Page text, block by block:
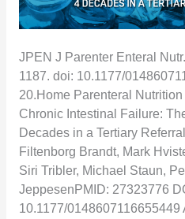
JPEN J Parenter Enteral
1187. doi: 10.1177/
20.Home Parenteral
Chronic Intestinal Failure:
Decades in a Tertiary
Filtenborg Brandt, Mark
Siri Tribler, Michael Staun,
JeppesenPMID: 27323776
10.1177/